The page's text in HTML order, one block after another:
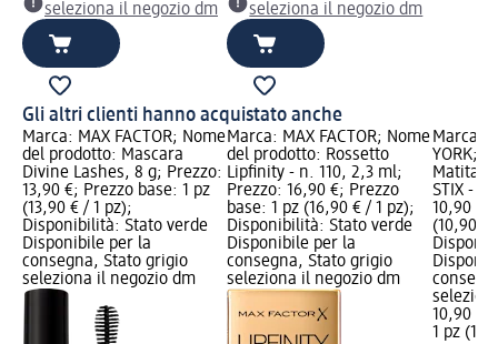
seleziona il negozio dm
seleziona il negozio dm
Gli altri clienti hanno acquistato anche
Marca: MAX FACTOR; Nome
del prodotto: Mascara
Divine Lashes, 8 g; Prezzo:
13,90 €; Prezzo base: 1 pz
(13,90 € / 1 pz);
Disponibilità: Stato verde
Disponibile per la
consegna, Stato grigio
seleziona il negozio dm
Marca: MAX FACTOR; Nome
del prodotto: Rossetto
Lipfinity - n. 110, 2,3 ml;
Prezzo: 16,90 €; Prezzo
base: 1 pz (16,90 € / 1 pz);
Disponibilità: Stato verde
Disponibile per la
consegna, Stato grigio
seleziona il negozio dm
Marca:
YORK;
Matita
STIX -
10,90 €;
(10,90 €
10,90 €
1 pz